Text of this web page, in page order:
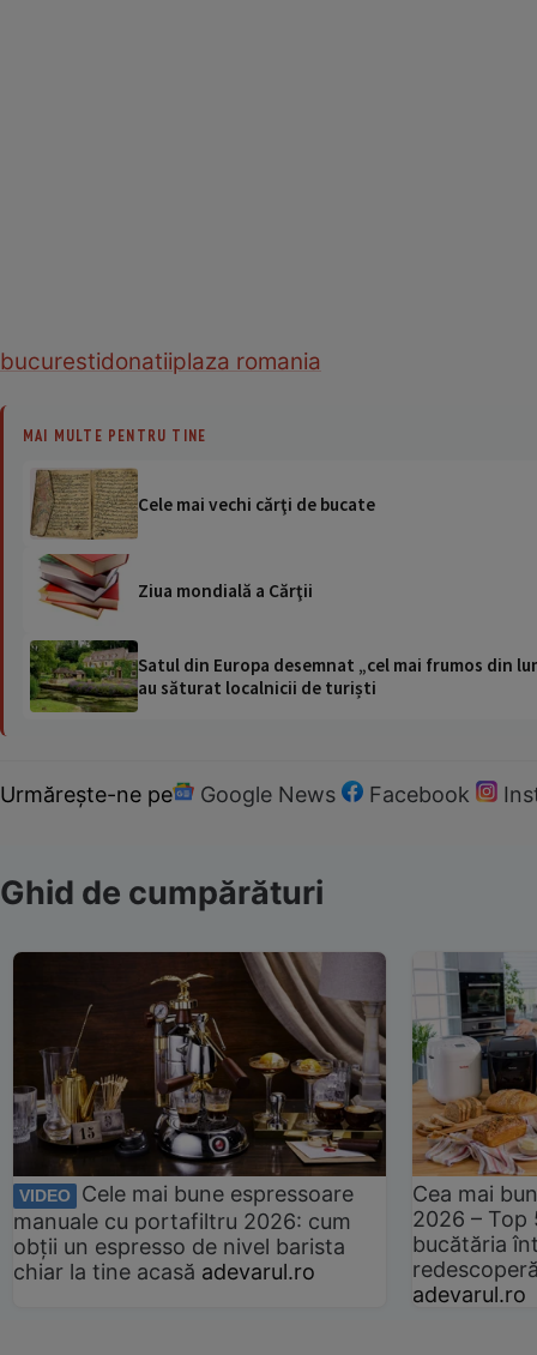
bucurestidonatiiplaza romania
MAI MULTE PENTRU TINE
Cele mai vechi cărţi de bucate
Ziua mondială a Cărţii
Satul din Europa desemnat „cel mai frumos din
au săturat localnicii de turiști
Urmărește-ne pe Google News Facebook
Ghid de cumpărături
VIDEO
Cele mai bune espressoare
manuale cu portafiltru 2026: cum
obții un espresso de nivel barista
chiar la tine acasă adevarul.ro
Cea mai
2026 –
bucătăria
adevarul.ro